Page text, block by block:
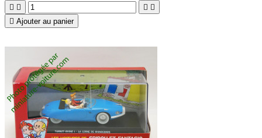
   
 Ajouter au panier